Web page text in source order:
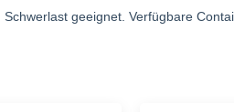
geeignet. Verfügbare